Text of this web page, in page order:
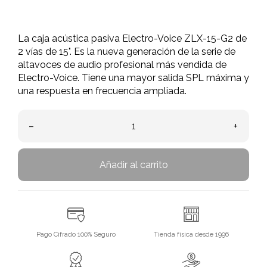
La caja acústica pasiva Electro-Voice ZLX-15-G2 de
2 vías de 15". Es la nueva generación de la serie de
altavoces de audio profesional más vendida de
Electro-Voice. Tiene una mayor salida SPL máxima y
una respuesta en frecuencia ampliada.
– +
Añadir al carrito
Pago Cifrado 100% Seguro Tienda física desde 1996